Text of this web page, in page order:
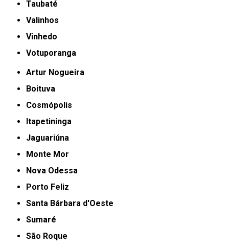
Taubaté
Valinhos
Vinhedo
Votuporanga
Artur Nogueira
Boituva
Cosmópolis
Itapetininga
Jaguariúna
Monte Mor
Nova Odessa
Porto Feliz
Santa Bárbara d'Oeste
Sumaré
São Roque